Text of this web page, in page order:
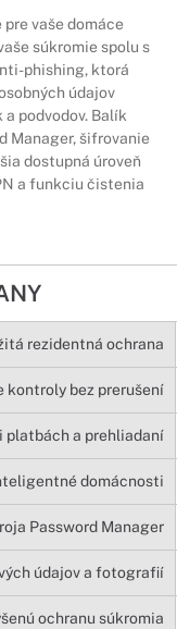
vaše domáce
súkromie spolu s
phishing, ktorá
údajov
podvodov. Balík
Manager, šifrovanie
dostupná úroveň
a funkciu čistenia
rezidentná ochrana
kontroly bez prerušení
platbách a prehliadaní
domácnosti
Password Manager
údajov a fotografií
ochranu súkromia